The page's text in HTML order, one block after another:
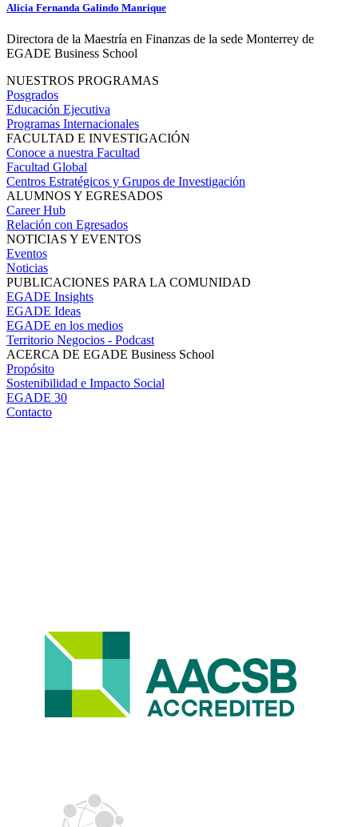
Alicia Fernanda Galindo Manrique
Directora de la Maestría en Finanzas de la sede Monterrey de
EGADE Business School
NUESTROS PROGRAMAS
Posgrados
Educación Ejecutiva
Programas Internacionales
FACULTAD E INVESTIGACIÓN
Conoce a nuestra Facultad
Facultad Global
Centros Estratégicos y Grupos de Investigación
ALUMNOS Y EGRESADOS
Career Hub
Relación con Egresados
NOTICIAS Y EVENTOS
Eventos
Noticias
PUBLICACIONES PARA LA COMUNIDAD
EGADE Insights
EGADE Ideas
EGADE en los medios
Territorio Negocios - Podcast
ACERCA DE EGADE Business School
Propósito
Sostenibilidad e Impacto Social
EGADE 30
Contacto